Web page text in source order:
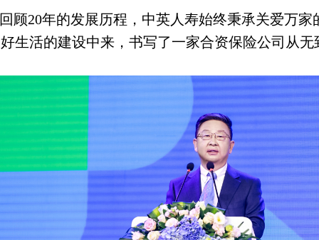
顾20年的发展历程，中英人寿始终秉承关爱万家
生活的建设中来，书写了一家合资保险公司从无